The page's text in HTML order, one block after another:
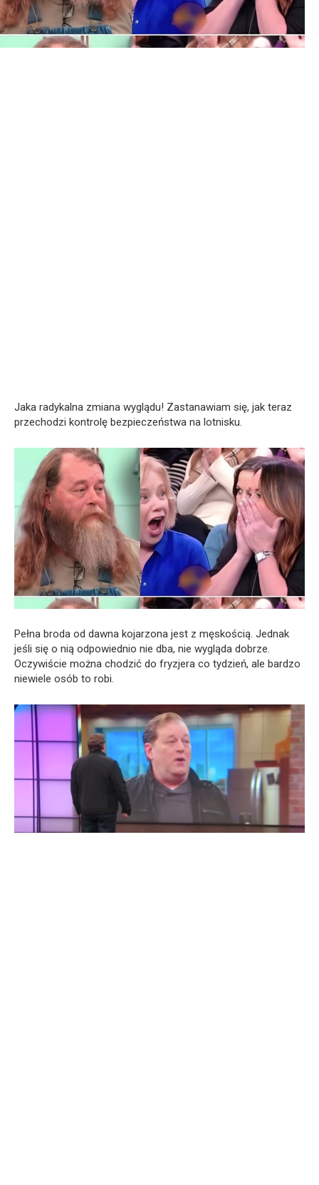
Jaka radykalna zmiana wyglądu! Zastanawiam się, jak teraz
przechodzi kontrolę bezpieczeństwa na lotnisku.
Pełna broda od dawna kojarzona jest z męskością. Jednak
jeśli się o nią odpowiednio nie dba, nie wygląda dobrze.
Oczywiście można chodzić do fryzjera co tydzień, ale bardzo
niewiele osób to robi.